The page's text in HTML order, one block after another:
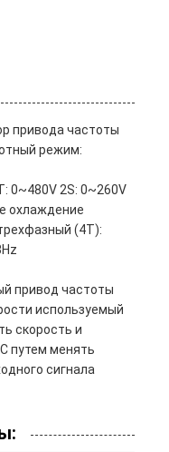
привода частоты
режим:
0~480V 2S: 0~260V
охлаждение
(4T):
привод частоты
используемый
скорость и
путем менять
сигнала